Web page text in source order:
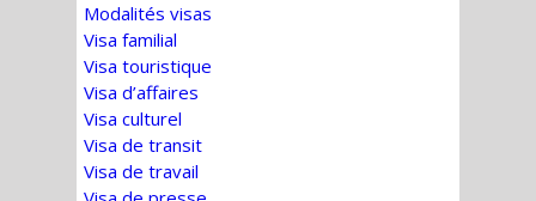
Modalités visas
Visa familial
Visa touristique
Visa d’affaires
Visa culturel
Visa de transit
Visa de travail